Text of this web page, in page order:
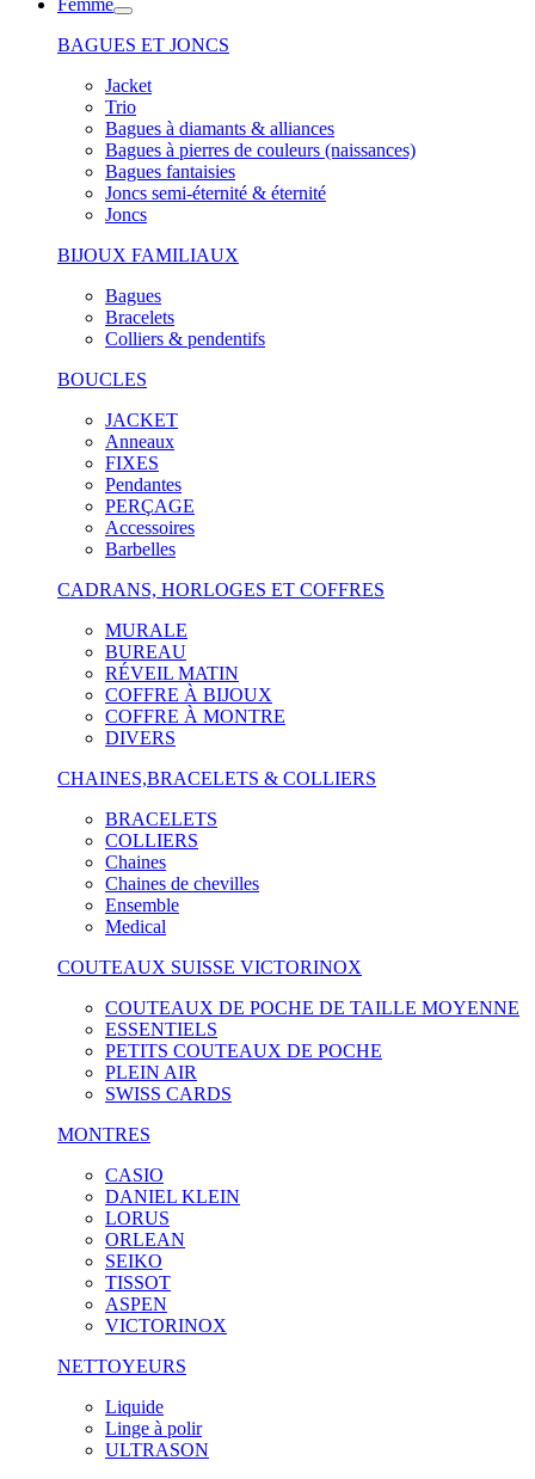
Femme
BAGUES ET JONCS
Jacket
Trio
Bagues à diamants & alliances
Bagues à pierres de couleurs (naissances)
Bagues fantaisies
Joncs semi-éternité & éternité
Joncs
BIJOUX FAMILIAUX
Bagues
Bracelets
Colliers & pendentifs
BOUCLES
JACKET
Anneaux
FIXES
Pendantes
PERÇAGE
Accessoires
Barbelles
CADRANS, HORLOGES ET COFFRES
MURALE
BUREAU
RÉVEIL MATIN
COFFRE À BIJOUX
COFFRE À MONTRE
DIVERS
CHAINES,BRACELETS & COLLIERS
BRACELETS
COLLIERS
Chaines
Chaines de chevilles
Ensemble
Medical
COUTEAUX SUISSE VICTORINOX
COUTEAUX DE POCHE DE TAILLE MOYENNE
ESSENTIELS
PETITS COUTEAUX DE POCHE
PLEIN AIR
SWISS CARDS
MONTRES
CASIO
DANIEL KLEIN
LORUS
ORLEAN
SEIKO
TISSOT
ASPEN
VICTORINOX
NETTOYEURS
Liquide
Linge à polir
ULTRASON